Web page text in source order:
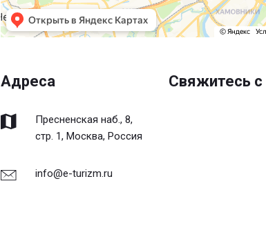
Адреса
Пресненская наб., 8,
стр. 1, Москва, Россия
info@e-turizm.ru
Свяжитесь